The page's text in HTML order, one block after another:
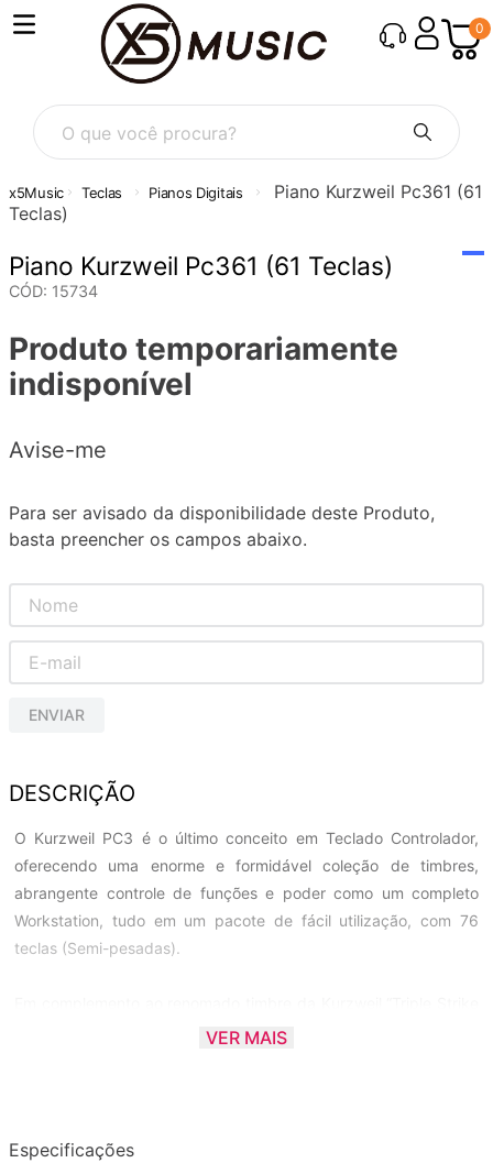
0
O que você procura?
Teclas Pianos Digitais
Piano Kurzweil Pc361 (61
Teclas)
Piano Kurzweil Pc361 (61 Teclas)
CÓD: 15734
Produto temporariamente
indisponível
Avise-me
Para ser avisado da disponibilidade deste Produto,
basta preencher os campos abaixo.
ENVIAR
DESCRIÇÃO
O Kurzweil PC3 é o último conceito em Teclado Controlador,
oferecendo uma enorme e formidável coleção de timbres,
abrangente controle de funções e poder como um completo
Workstation, tudo em um pacote de fácil utilização, com 76
teclas (Semi-pesadas).
Grand Piano”, o PC3 oferece centenas de novos sons: baixos,
orquestras e grupos de cordas (strings). Todos os presets do
VER MAIS
Especificações